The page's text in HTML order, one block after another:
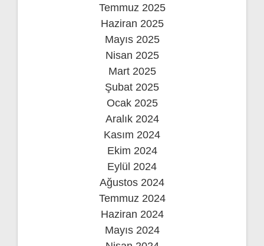
Temmuz 2025
Haziran 2025
Mayıs 2025
Nisan 2025
Mart 2025
Şubat 2025
Ocak 2025
Aralık 2024
Kasım 2024
Ekim 2024
Eylül 2024
Ağustos 2024
Temmuz 2024
Haziran 2024
Mayıs 2024